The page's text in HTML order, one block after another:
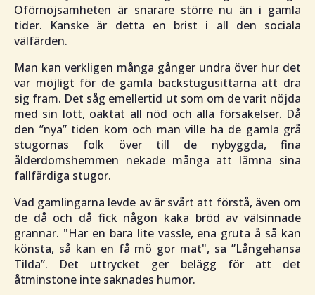
Oförnöjsamheten är snarare större nu än i gamla
tider. Kanske är detta en brist i all den sociala
välfärden.
Man kan verkligen många gånger undra över hur det
var möjligt för de gamla backstugusittarna att dra
sig fram. Det såg emellertid ut som om de varit nöjda
med sin lott, oaktat all nöd och alla försakelser. Då
den ”nya” tiden kom och man ville ha de gamla grå
stugornas folk över till de nybyggda, fina
ålderdomshemmen nekade många att lämna sina
fallfärdiga stugor.
Vad gamlingarna levde av är svårt att förstå, även om
de då och då fick någon kaka bröd av välsinnade
grannar. "Har en bara lite vassle, ena gruta å så kan
könsta, så kan en få mö gor mat", sa ”Långehansa
Tilda”. Det uttrycket ger belägg för att det
åtminstone inte saknades humor.